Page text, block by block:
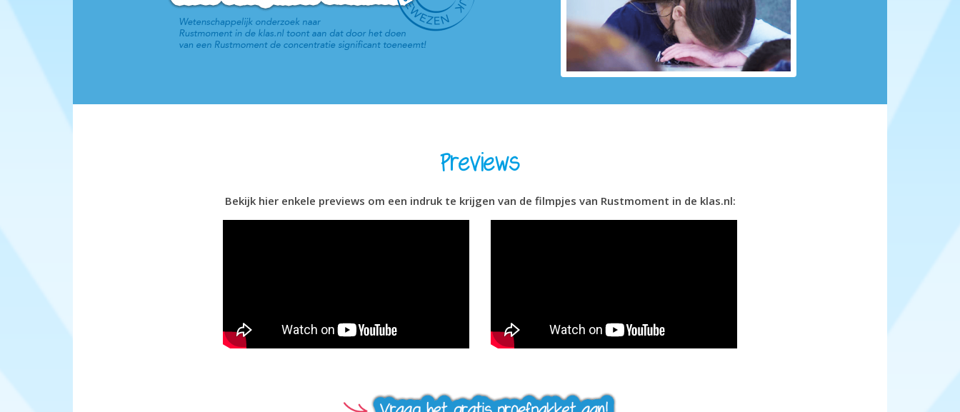
Previews
Bekijk hier enkele previews om een indruk te krijgen van de filmpjes van Rustmoment in de klas.nl: